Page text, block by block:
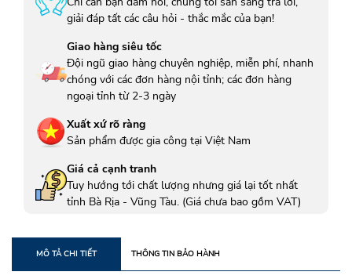
giải đáp tất các câu hỏi - thắc mắc của bạn!
Giao hàng siêu tốc
Đội ngũ giao hàng chuyên nghiệp, miễn phí, nhanh
chóng với các đơn hàng nội tỉnh; các đơn hàng
ngoại tỉnh từ 2-3 ngày
Xuất xứ rõ ràng
Sản phẩm được gia công tại Việt Nam
Giá cả cạnh tranh
Tuy hướng tới chất lượng nhưng giá lại tốt nhất
tỉnh Bà Rịa - Vũng Tàu. (Giá chưa bao gồm VAT)
MÔ TẢ CHI TIẾT THÔNG TIN BẢO HÀNH